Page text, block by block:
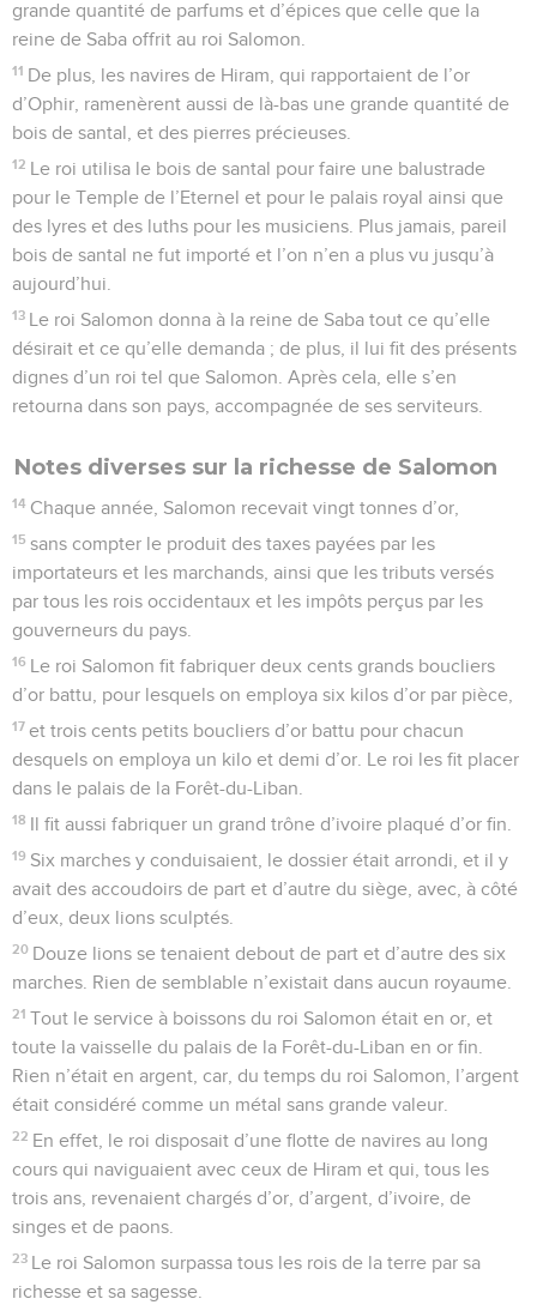
grande quantité de parfums et d’épices que celle que la
reine de Saba offrit au roi Salomon.
11 De plus, les navires de Hiram, qui rapportaient de l’or
d’Ophir, ramenèrent aussi de là-bas une grande quantité de
bois de santal, et des pierres précieuses.
12 Le roi utilisa le bois de santal pour faire une balustrade
pour le Temple de l’Eternel et pour le palais royal ainsi que
des lyres et des luths pour les musiciens. Plus jamais, pareil
bois de santal ne fut importé et l’on n’en a plus vu jusqu’à
aujourd’hui.
13 Le roi Salomon donna à la reine de Saba tout ce qu’elle
désirait et ce qu’elle demanda ; de plus, il lui fit des présents
dignes d’un roi tel que Salomon. Après cela, elle s’en
retourna dans son pays, accompagnée de ses serviteurs.
Notes diverses sur la richesse de Salomon
14 Chaque année, Salomon recevait vingt tonnes d’or,
15 sans compter le produit des taxes payées par les
importateurs et les marchands, ainsi que les tributs versés
par tous les rois occidentaux et les impôts perçus par les
gouverneurs du pays.
16 Le roi Salomon fit fabriquer deux cents grands boucliers
d’or battu, pour lesquels on employa six kilos d’or par pièce,
17 et trois cents petits boucliers d’or battu pour chacun
desquels on employa un kilo et demi d’or. Le roi les fit placer
dans le palais de la Forêt-du-Liban.
18 Il fit aussi fabriquer un grand trône d’ivoire plaqué d’or fin.
19 Six marches y conduisaient, le dossier était arrondi, et il y
avait des accoudoirs de part et d’autre du siège, avec, à côté
d’eux, deux lions sculptés.
20 Douze lions se tenaient debout de part et d’autre des six
marches. Rien de semblable n’existait dans aucun royaume.
21 Tout le service à boissons du roi Salomon était en or, et
toute la vaisselle du palais de la Forêt-du-Liban en or fin.
Rien n’était en argent, car, du temps du roi Salomon, l’argent
était considéré comme un métal sans grande valeur.
22 En effet, le roi disposait d’une flotte de navires au long
cours qui naviguaient avec ceux de Hiram et qui, tous les
trois ans, revenaient chargés d’or, d’argent, d’ivoire, de
singes et de paons.
23 Le roi Salomon surpassa tous les rois de la terre par sa
richesse et sa sagesse.